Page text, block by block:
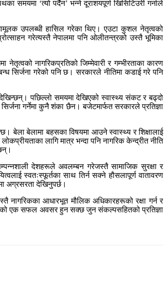
समयमा ‘त्यो पर्दैन’ भन्ने दूराशयपूर्ण खिसिटिउरी गर्नाले
उपलब्धी हासिल गरेका थिए। एउटा कुशल नेतृत्वको
गरेत्यस्तै नेपालमा पनि ओलीतन्त्रको उस्तै भूमिका
नागरिकप्रतिको जिम्मेवारी र गम्भीरताका कारण
सिर्जना गरेको पनि छ। सरकारले नीतिमा कडाई गरे पनि
पछिल्लो समयमा देखिएको स्वास्थ्य संकट र बढ्दो
गर्नेमा कुनै शंका छैन। बजेटमार्फत सरकारले प्रतिज्ञा
बेला बेलामा बहसका विषयमा आउने स्वास्थ्य र शिक्षालाई
लागि मात्र भन्दा पनि नागरिक केन्द्रीत नीति
देशहरूले अवलम्बन गरेजस्तै सामाजिक सुरक्षा र
स्वतःस्फूर्तका साथ तिर्न सक्ने हौसलापूर्ण वातावरण
अग्रसरता देखिनुपर्छ।
नागरिकका आधारभूत मौलिक अधिकारहरूको रक्षा गर्न र
एक सफल अवसर हुन सक्छ जुन संकल्पसहितको प्रतिज्ञा